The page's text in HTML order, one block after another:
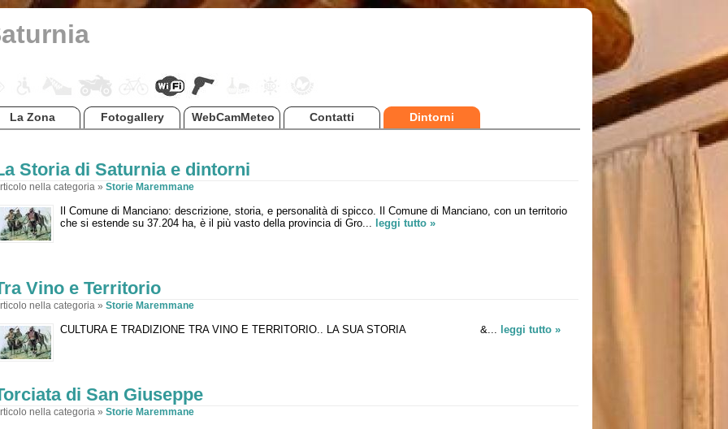
La Zona Fotogallery WebCamMeteo Contatti Dintorni
Storia di Saturnia e dintorni
nella categoria » Storie Maremmane
Il Comune di Manciano: descrizione, storia, e personalità di spicco. Il Comune di Manciano, con un territorio
che si estende su 37.204 ha, è il più vasto della provincia di Gro... leggi tutto »
Vino e Territorio
nella categoria » Storie Maremmane
CULTURA E TRADIZIONE TRA VINO E TERRITORIO.. LA SUA STORIA &... leggi tutto »
di San Giuseppe
nella categoria » Storie Maremmane